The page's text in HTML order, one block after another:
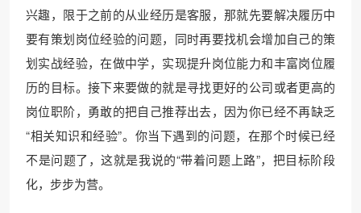
兴趣，限于之前的从业经历是客服，那就先要解决履历中
要有策划岗位经验的问题，同时再要找机会增加自己的策
划实战经验，在做中学，实现提升岗位能力和丰富岗位履
历的目标。接下来要做的就是寻找更好的公司或者更高的
岗位职阶，勇敢的把自己推荐出去，因为你已经不再缺乏
“相关知识和经验”。你当下遇到的问题，在那个时候已经
不是问题了，这就是我说的“带着问题上路”，把目标阶段
化，步步为营。